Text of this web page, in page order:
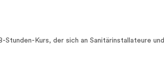
Stunden-Kurs, der sich an Sanitärinstallateure und